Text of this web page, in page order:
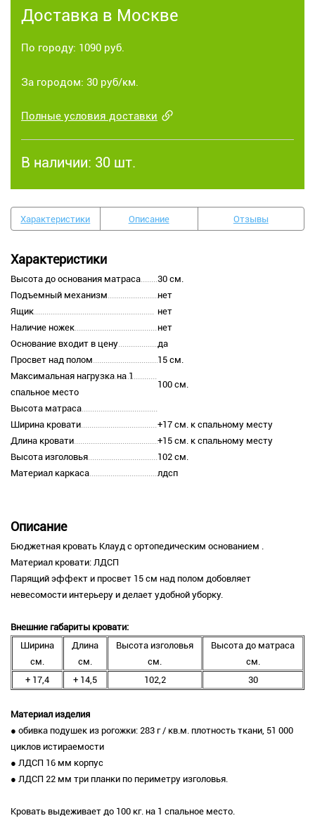
Доставка в Москве
По городу: 1090 руб.
За городом: 30 руб/км.
Полные условия доставки
В наличии: 30 шт.
Характеристики Описание Отзывы
Характеристики
Высота до основания матраса
30 см.
Подъемный механизм
нет
Ящик
нет
Наличие ножек
нет
Основание входит в цену
да
Просвет над полом
15 см.
Максимальная нагрузка на 1
спальное место
100 см.
Высота матраса
Ширина кровати
+17 см. к спальному месту
Длина кровати
+15 см. к спальному месту
Высота изголовья
102 см.
Материал каркаса
лдсп
Описание
Бюджетная кровать Клауд с ортопедическим основанием .
Материал кровати: ЛДСП
Парящий эффект и просвет 15 см над полом добовляет
невесомости интерьеру и делает удобной уборку.
Внешние габариты кровати:
Ширина
см.
Длина
см.
Высота изголовья
см.
Высота до матраса
см.
+ 17,4
+ 14,5 102,2 30
Материал изделия
● обивка подушек из рогожки: 283 г / кв.м. плотность ткани, 51 000
циклов истираемости
● ЛДСП 16 мм корпус
● ЛДСП 22 мм три планки по периметру изголовья.
Кровать выдеживает до 100 кг. на 1 спальное место.